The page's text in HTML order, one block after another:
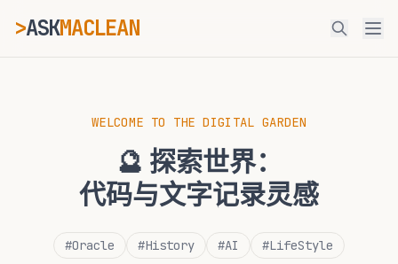
>ASKMACLEAN
Ctrl+K
WELCOME TO THE DIGITAL GARDEN
🔮 探索世界：
代码与文字记录灵感
#Oracle #History #AI #LifeStyle